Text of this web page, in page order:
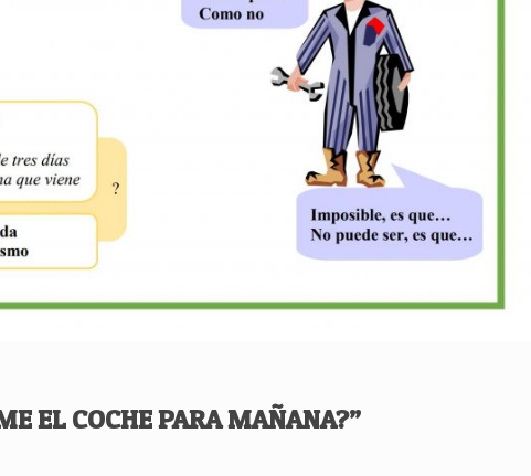
EL COCHE PARA MAÑANA?”